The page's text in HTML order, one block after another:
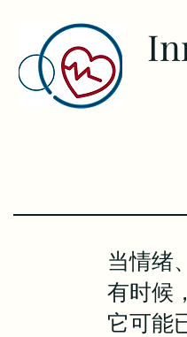
当情绪
有时候
它可能